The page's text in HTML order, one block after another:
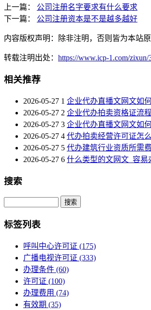
上一篇：
公司注册名字要求有什么要求
下一篇：
公司注册资本是不是越多越好
内容版权声明：除非注明，否则皆为本站原
转载注明出处： https://www.icp-1.com/zixun/
相关推荐
2026-05-27 1 企业代办直播文网文如
2026-05-27 2 企业代办拍卖资格证流
2026-05-27 3 企业代办直播文网文如
2026-05-27 4 代办拍卖经营许可证怎
2026-05-27 5 代办建筑行业资质所需费
2026-05-27 6 什么类型的文网文_容易
搜索
Search
标签列表
呼叫中心许可证 (175)
广播电视许可证 (333)
办理条件 (60)
许可证 (100)
办理费用 (74)
有效期 (35)